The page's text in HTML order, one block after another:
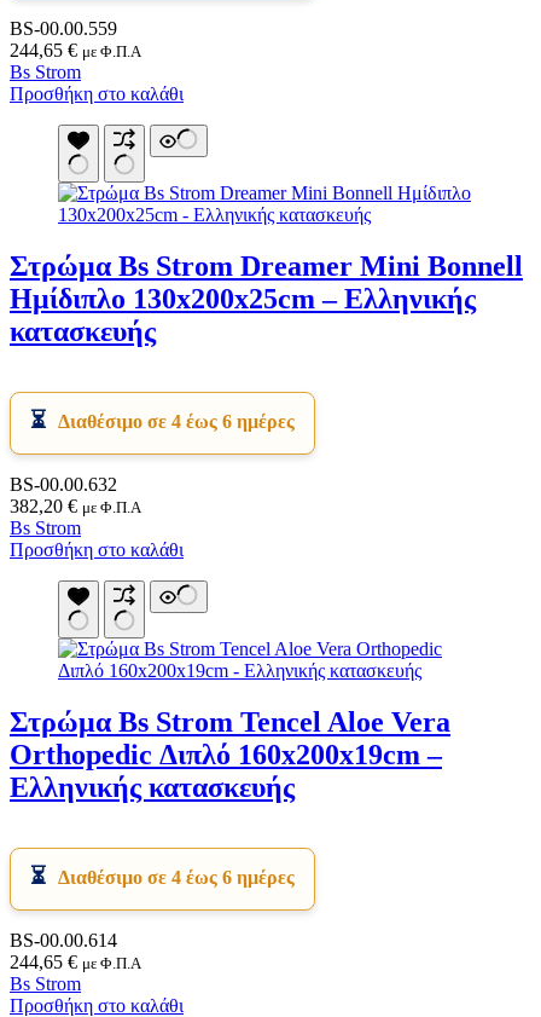
BS-00.00.559
244,65 € με Φ.Π.Α
Bs Strom
Προσθήκη στο καλάθι
Στρώμα Bs Strom Dreamer Mini Bonnell
Ημίδιπλο 130x200x25cm – Ελληνικής
κατασκευής
Διαθέσιμο σε 4 έως 6 ημέρες
BS-00.00.632
382,20 € με Φ.Π.Α
Bs Strom
Προσθήκη στο καλάθι
Στρώμα Bs Strom Tencel Aloe Vera
Orthopedic Διπλό 160x200x19cm –
Ελληνικής κατασκευής
Διαθέσιμο σε 4 έως 6 ημέρες
BS-00.00.614
244,65 € με Φ.Π.Α
Bs Strom
Προσθήκη στο καλάθι